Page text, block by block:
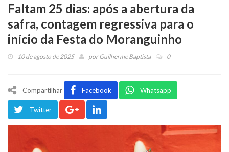
Faltam 25 dias: após a abertura da
safra, contagem regressiva para o
início da Festa do Moranguinho
10 de agosto de 2025 porGuilherme Baptista 0
Compartilhar Facebook Whatsapp
Twitter